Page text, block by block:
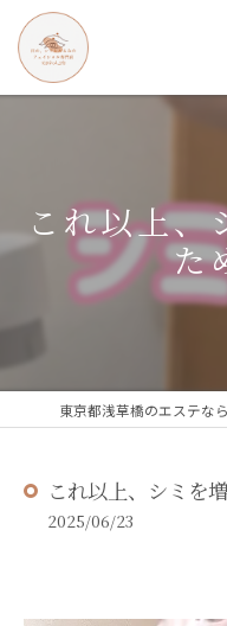
これ以上、
た
これ以上、シミを
2025/06/23